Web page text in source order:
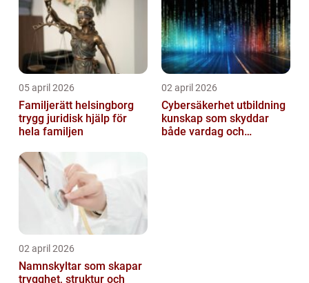
05 april 2026
Familjerätt helsingborg
trygg juridisk hjälp för
hela familjen
02 april 2026
Cybersäkerhet utbildning
kunskap som skyddar
både vardag och
02 april 2026
Namnskyltar som skapar
trygghet, struktur och